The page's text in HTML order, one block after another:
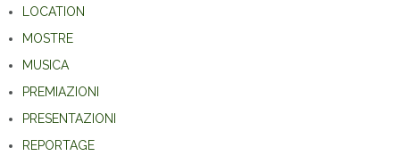
LOCATION
MOSTRE
MUSICA
PREMIAZIONI
PRESENTAZIONI
REPORTAGE